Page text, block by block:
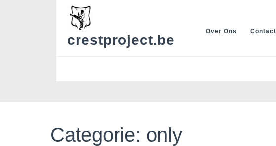
crestproject.be
Over Ons Contact
Categorie: only